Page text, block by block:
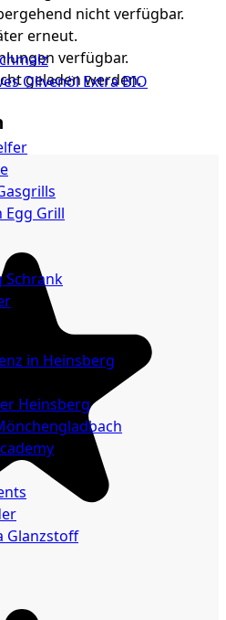
Olivenöl Extra BIO
Egg Grill
Schrank
in Heinsberg
Heinsberg
Glanzstoff
nicht verfügbar.
erneut.
verfügbar.
geladen werden.